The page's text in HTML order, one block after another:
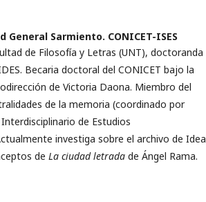
General Sarmiento. CONICET-ISES
de Filosofía y Letras (UNT), doctoranda
Becaria doctoral del CONICET bajo la
de Victoria Daona. Miembro del
de la memoria (coordinado por
de Estudios
investiga sobre el archivo de Idea
de La ciudad letrada de Ángel Rama.